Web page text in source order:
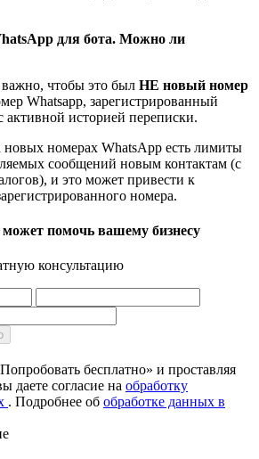
для бота. Можно ли
чтобы это был НЕ новый номер
Whatsapp, зарегистрированный
активной историей переписки.
новых номерах WhatsApp есть лимиты
сообщений новым контактам (с
и это может привести к
номера.
помочь вашему бизнесу
консультацию
бесплатно» и проставляя
даете согласие на обработку
. Подробнее об обработке данных в